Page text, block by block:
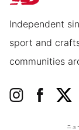
Independent
sport and
communities
ニュ